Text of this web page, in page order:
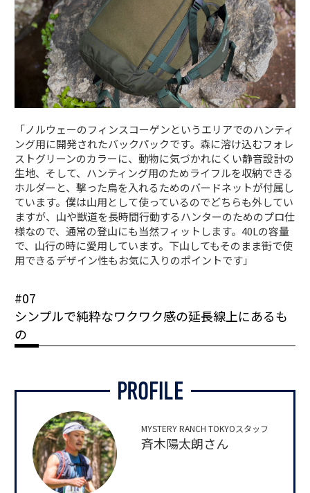
「ノルウェーのフィンスコーゲンというエリアでのハンティ
ング用に開発されたバックパックです。森に溶け込むフォレ
ストグリーンのカラーに、動物に気づかれにくい静音設計の
生地、そして、ハンティング用のためライフルを収納できる
ホルダーと、撃った鳥を入れるためのバードネットが付属し
ています。僕は山用として使っているのでどちらも外してい
ますが、山や獣道を長時間行動するハンターのためのプロ仕
様なので、通常の登山にも当然フィットします。40Lの容量
で、山行の時に愛用しています。下山してもそのまま街で使
用できるデザイン性もお気に入りのポイントです」
#07
シンプルで純粋なワクワク感の延長線上にあるも
の
MYSTERY RANCH TOKYOスタッフ
斉木陽太朗さん